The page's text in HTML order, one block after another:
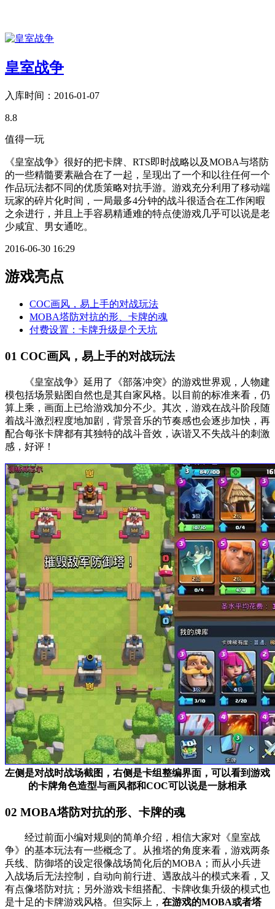
皇室战争
入库时间：2016-01-07
8.8
值得一玩
《皇室战争》很好的把卡牌、RTS即时战略以及MOBA与塔防
的一些精髓要素融合在了一起，呈现出了一个和以往任何一个
作品玩法都不同的优质策略对抗手游。游戏充分利用了移动端
玩家的碎片化时间，一局最多4分钟的战斗很适合在工作闲暇
之余进行，并且上手容易精通难的特点使游戏几乎可以说是老
少咸宜、男女通吃。
2016-06-30 16:29
游戏亮点
COC画风，易上手的对战玩法
MOBA塔防对抗的形、卡牌的魂
付费设置：卡牌升级是个天坑
01 COC画风，易上手的对战玩法
《皇室战争》延用了《部落冲突》的游戏世界观，人物建
模包括场景贴图自然也是其自家风格。以目前的标准来看，仍
算上乘，画面上已给游戏加分不少。其次，游戏在战斗阶段随
着战斗激烈程度地加剧，背景音乐的节奏感也会逐步加快，再
配合每张卡牌都有其独特的战斗音效，诙谐又不失战斗的刺激
感，好评！
左侧是对战时战场截图，右侧是卡组整编界面，可以看到游戏
的卡牌角色造型与画风都和COC可以说是一脉相承
02 MOBA塔防对抗的形、卡牌的魂
经过前面小编对规则的简单介绍，相信大家对《皇室战
争》的基本玩法有一些概念了。从推塔的角度来看，游戏两条
兵线、防御塔的设定很像战场简化后的MOBA；而从小兵进
入战场后无法控制，自动向前行进、遇敌战斗的模式来看，又
有点像塔防对抗；另外游戏卡组搭配、卡牌收集升级的模式也
是十足的卡牌游戏风格。但实际上， 在游戏的MOBA或者塔